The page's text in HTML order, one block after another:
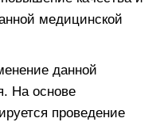
медицинской
данной
На основе
проведение